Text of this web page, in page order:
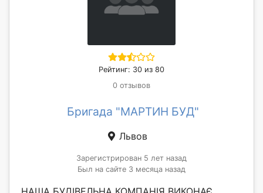
Рейтинг: 30 из 80
0 отзывов
Бригада "МАРТИН БУД"
Львов
Зарегистрирован 5 лет назад
Был на сайте 3 месяца назад